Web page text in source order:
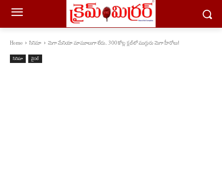
Home సినిమా మెగా మేనియా మామూలుగా లేదు.. 300 కోట్ల క్లబ్‌లో ముగ్గురు మెగా హీరోలు!
సినిమా వైరల్